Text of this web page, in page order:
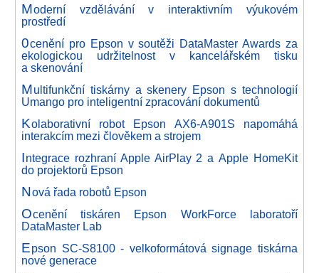
Moderní vzdělávání v interaktivním výukovém
prostředí
0cenění pro Epson v soutěži DataMaster Awards za
ekologickou udržitelnost v kancelářském tisku
a skenování
Multifunkční tiskárny a skenery Epson s technologií
Umango pro inteligentní zpracování dokumentů
Kolaborativní robot Epson AX6-A901S napomáhá
interakcím mezi člověkem a strojem
Integrace rozhraní Apple AirPlay 2 a Apple HomeKit
do projektorů Epson
Nová řada robotů Epson
Ocenění tiskáren Epson WorkForce laboratoří
DataMaster Lab
Epson SC-S8100 - velkoformátová signage tiskárna
nové generace